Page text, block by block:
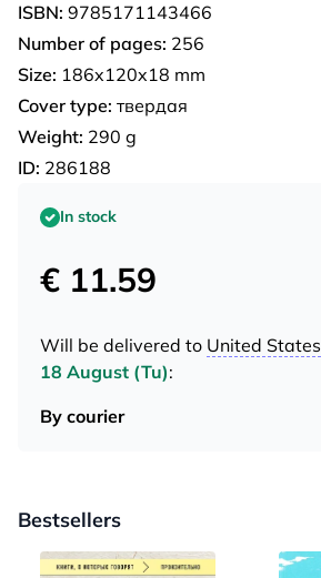
ISBN: 9785171143466
Number of pages: 256
Size: 186x120x18 mm
Cover type: твердая
Weight: 290 g
ID: 286188
In stock
€ 11.59
Will be delivered to United States
18 August (Tu):
By courier
Bestsellers